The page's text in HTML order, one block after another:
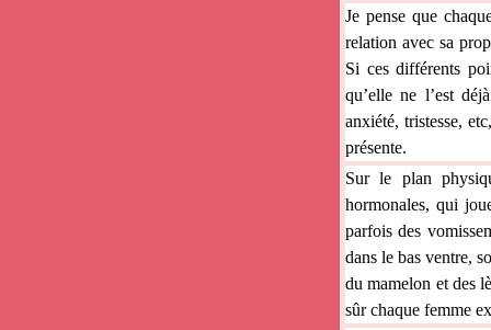
Je pense que
relation avec sa
Si ces différents
qu’elle ne l’est
anxiété, tristesse,
présente.
Sur le plan
hormonales, qui
parfois des
dans le bas ventre,
du mamelon et des
sûr chaque femme